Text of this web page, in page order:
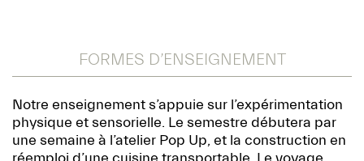
FORMES D’ENSEIGNEMENT
Notre enseignement s’appuie sur l’expérimentation
physique et sensorielle. Le semestre débutera par
une semaine à l’atelier Pop Up, et la construction en